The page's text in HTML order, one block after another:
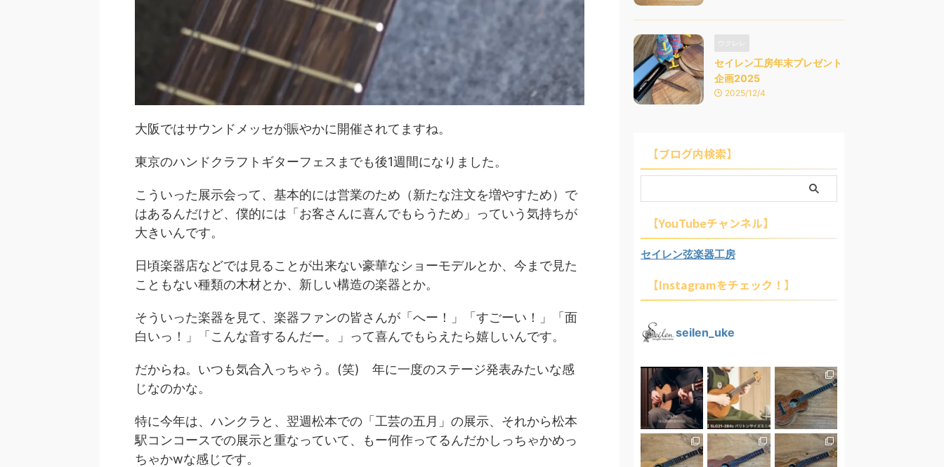
大阪ではサウンドメッセが賑やかに開催されてますね。
東京のハンドクラフトギターフェスまでも後1週間になりました。
こういった展示会って、基本的には営業のため（新たな注文を増やすため）で
はあるんだけど、僕的には「お客さんに喜んでもらうため」っていう気持ちが
大きいんです。
日頃楽器店などでは見ることが出来ない豪華なショーモデルとか、今まで見た
こともない種類の木材とか、新しい構造の楽器とか。
そういった楽器を見て、楽器ファンの皆さんが「へー！」「すごーい！」「面
白いっ！」「こんな音するんだー。」って喜んでもらえたら嬉しいんです。
だからね。いつも気合入っちゃう。(笑) 年に一度のステージ発表みたいな感
じなのかな。
特に今年は、ハンクラと、翌週松本での「工芸の五月」の展示、それから松本
駅コンコースでの展示と重なっていて、もー何作ってるんだかしっちゃかめっ
ちゃかwな感じです。
セイレン工房年末プレゼント
企画2025
2025/12/4
【ブログ内検索】
【YouTubeチャンネル】
セイレン弦楽器工房
【Instagramをチェック！】
seilen_uke